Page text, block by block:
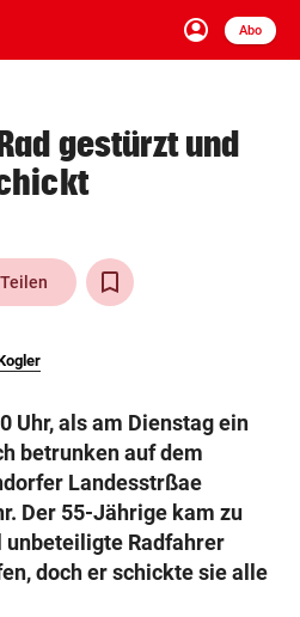
account_circle
Anmelden
Abo
close Schließen
arrow_right
Co KG 2026
gestürzt und
Teilen
Uhr, als am Dienstag ein
betrunken auf dem
Landesstrßae
Der 55-Jährige kam zu
unbeteiligte Radfahrer
doch er schickte sie alle